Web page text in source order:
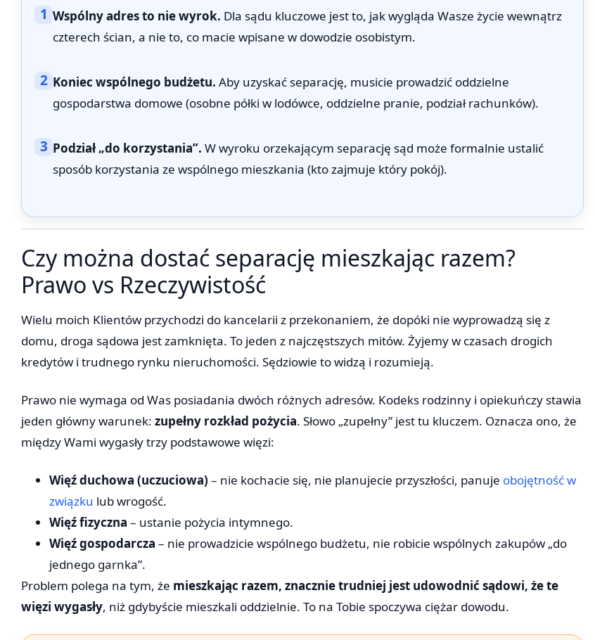
1 Wspólny adres to nie wyrok. Dla sądu kluczowe jest to, jak wygląda Wasze życie wewnątrz
czterech ścian, a nie to, co macie wpisane w dowodzie osobistym.
2 Koniec wspólnego budżetu. Aby uzyskać separację, musicie prowadzić oddzielne
gospodarstwa domowe (osobne półki w lodówce, oddzielne pranie, podział rachunków).
3 Podział „do korzystania”. W wyroku orzekającym separację sąd może formalnie ustalić
sposób korzystania ze wspólnego mieszkania (kto zajmuje który pokój).
Czy można dostać separację mieszkając razem?
Prawo vs Rzeczywistość
Wielu moich Klientów przychodzi do kancelarii z przekonaniem, że dopóki nie wyprowadzą się z
domu, droga sądowa jest zamknięta. To jeden z najczęstszych mitów. Żyjemy w czasach drogich
kredytów i trudnego rynku nieruchomości. Sędziowie to widzą i rozumieją.
Prawo nie wymaga od Was posiadania dwóch różnych adresów. Kodeks rodzinny i opiekuńczy stawia
jeden główny warunek: zupełny rozkład pożycia. Słowo „zupełny” jest tu kluczem. Oznacza ono, że
między Wami wygasły trzy podstawowe więzi:
Więź duchowa (uczuciowa) – nie kochacie się, nie planujecie przyszłości, panuje obojętność w
związku lub wrogość.
Więź fizyczna – ustanie pożycia intymnego.
Więź gospodarcza – nie prowadzicie wspólnego budżetu, nie robicie wspólnych zakupów „do
jednego garnka”.
Problem polega na tym, że mieszkając razem, znacznie trudniej jest udowodnić sądowi, że te
więzi wygasły, niż gdybyście mieszkali oddzielnie. To na Tobie spoczywa ciężar dowodu.